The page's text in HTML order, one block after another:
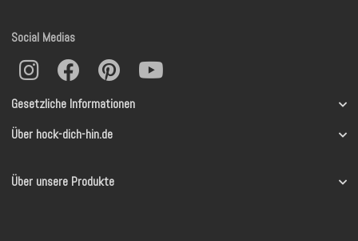
Gesetzliche Informationen
Über hock-dich-hin.de
Über unsere Produkte
Social Medias